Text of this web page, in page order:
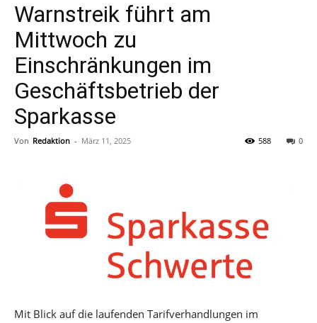
Warnstreik führt am
Mittwoch zu
Einschränkungen im
Geschäftsbetrieb der
Sparkasse
Von Redaktion - März 11, 2025 0
588
Mit Blick auf die laufenden Tarifverhandlungen im